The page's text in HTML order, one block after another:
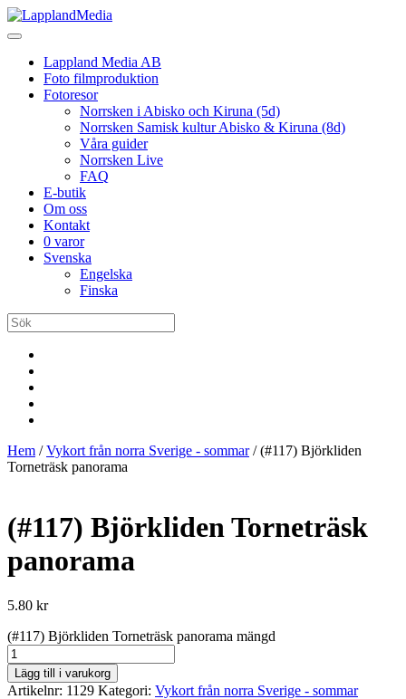
Lappland Media AB
Foto filmproduktion
Fotoresor
Norrsken i Abisko och Kiruna (5d)
Norrsken Samisk kultur Abisko & Kiruna (8d)
Våra guider
Norrsken Live
FAQ
E-butik
Om oss
Kontakt
0 varor
Svenska
Engelska
Finska
Hem /Vykort från norra Sverige - sommar/ (#117) Björkliden
Torneträsk panorama
(#117) Björkliden Torneträsk
panorama
5.80 kr
(#117) Björkliden Torneträsk panorama mängd
Lägg till i varukorg
Artikelnr: 1129 Kategori: Vykort från norra Sverige - sommar